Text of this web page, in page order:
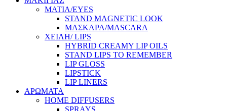
ΜΑΤΙΑ/EYES
STAND MAGNETIC LOOK
ΜΑΣΚΑΡΑ/MASCARA
ΧΕΙΛΗ/ LIPS
HYBRID CREAMY LIP OILS
STAND LIPS TO REMEMBER
LIP GLOSS
LIPSTICK
LIP LINERS
ΑΡΩΜΑΤΑ
HOME DIFFUSERS
SPRAYS